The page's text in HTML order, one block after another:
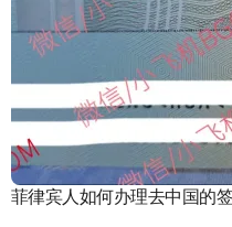
菲律宾人如何办理去中国的